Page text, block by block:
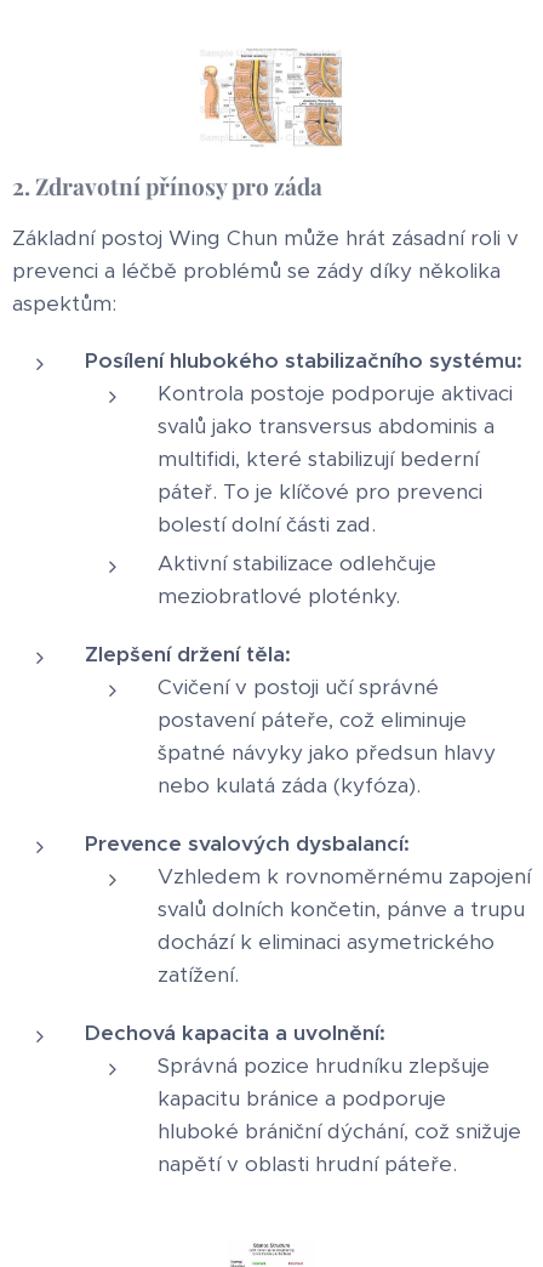
2. Zdravotní přínosy pro záda
Základní postoj Wing Chun může hrát zásadní roli v
prevenci a léčbě problémů se zády díky několika
aspektům:
Posílení hlubokého stabilizačního systému:
Kontrola postoje podporuje aktivaci
svalů jako transversus abdominis a
multifidi, které stabilizují bederní
páteř. To je klíčové pro prevenci
bolestí dolní části zad.
Aktivní stabilizace odlehčuje
meziobratlové ploténky.
Zlepšení držení těla:
Cvičení v postoji učí správné
postavení páteře, což eliminuje
špatné návyky jako předsun hlavy
nebo kulatá záda (kyfóza).
Prevence svalových dysbalancí:
Vzhledem k rovnoměrnému zapojení
svalů dolních končetin, pánve a trupu
dochází k eliminaci asymetrického
zatížení.
Dechová kapacita a uvolnění:
Správná pozice hrudníku zlepšuje
kapacitu bránice a podporuje
hluboké brániční dýchání, což snižuje
napětí v oblasti hrudní páteře.